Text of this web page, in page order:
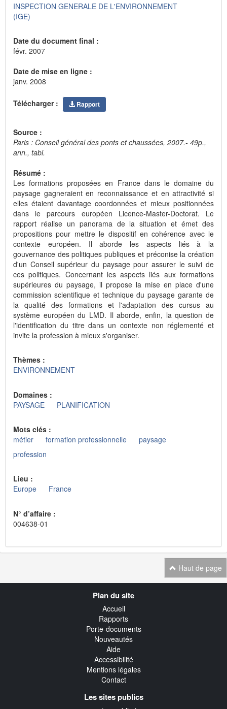
INSPECTION GENERALE DE L'ENVIRONNEMENT
(IGE)
Date du document final :
févr. 2007
Date de mise en ligne :
janv. 2008
Télécharger : Rapport
Source :
Paris : Conseil général des ponts et chaussées, 2007.- 49p.,
ann., tabl.
Résumé :
Les formations proposées en France dans le domaine du
paysage gagneraient en reconnaissance et en attractivité si
elles étaient davantage coordonnées et mieux positionnées
dans le parcours européen Licence-Master-Doctorat. Le
rapport réalise un panorama de la situation et émet des
propositions pour mettre le dispositif en cohérence avec le
contexte européen. Il aborde les aspects liés à la
gouvernance des politiques publiques et préconise la création
d'un Conseil supérieur du paysage pour assurer le suivi de
ces politiques. Concernant les aspects liés aux formations
supérieures du paysage, il propose la mise en place d'une
commission scientifique et technique du paysage garante de
la qualité des formations et l'adaptation des cursus au
système européen du LMD. Il aborde, enfin, la question de
l'identification du titre dans un contexte non réglementé et
invite la profession à mieux s'organiser.
Thèmes :
ENVIRONNEMENT
Domaines :
PAYSAGE
PLANIFICATION
Mots clés :
métier
formation professionnelle
paysage
profession
Lieu :
Europe
France
N° d’affaire :
004638-01
Haut de page
Plan du site
Accueil
Rapports
Porte-documents
Nouveautés
Aide
Accessibilité
Mentions légales
Contact
Les sites publics